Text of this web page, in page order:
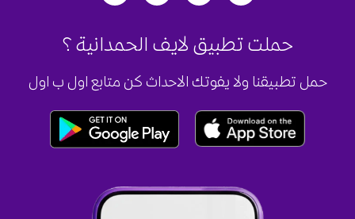
حملت تطبيق لايف الحمدانية؟
حمل تطبيقنا ولا يفوتك الاحداث كن متابع اول ب اول